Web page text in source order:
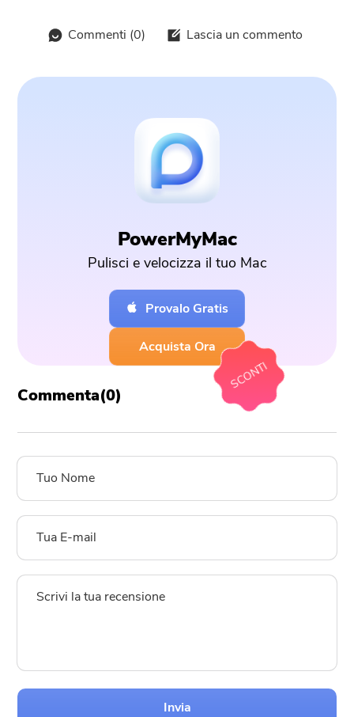
Commenti (0) Lascia un commento
PowerMyMac
Pulisci e velocizza il tuo Mac
Provalo Gratis
Acquista Ora
SCONTI
Commenta(0)
Invia